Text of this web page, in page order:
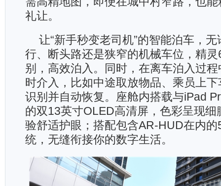
礼让。
让“新手秒变老司机”的智能泊车，
行、断头路还是狭窄的机械车位，精
别，高效泊入。同时，在离车泊入过
时介入，比如中途取放物品、乘员上
识别并自动恢复。座舱内搭载与iPad
的双13英寸OLED高清屏，色彩呈现细
验舒适护眼；搭配包含AR-HUD在内
统，无缝衔接你的数字生活。